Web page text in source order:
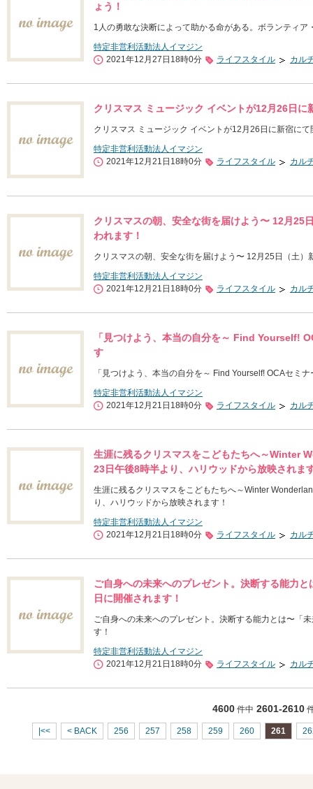
ょう！
1人の勇敢な決断によって助かる命がある。ボランティ
特定非営利活動法人イマジン
2021年12月27日18時0分
ライフスタイル カル
クリスマス ミュージック イベントが12月26日に
クリスマス ミュージック イベントが12月26日に新宿にて
特定非営利活動法人イマジン
2021年12月21日18時0分
ライフスタイル カル
クリスマスの朝、安全な街を届けよう〜 12月25
われます！
クリスマスの朝、安全な街を届けよう〜 12月25日（土
特定非営利活動法人イマジン
2021年12月21日18時0分
ライフスタイル カル
「見つけよう、本当の自分を～ Find Yourself!
す
「見つけよう、本当の自分を～ Find Yourself! OCAセミ
特定非営利活動法人イマジン
2021年12月21日18時0分
ライフスタイル カル
生涯に残るクリスマスをこどもたちへ～Winter
23日午後8時半より、ハリウッドから放映されま
生涯に残るクリスマスをこどもたちへ～Winter
り、ハリウッドから放映されます！
特定非営利活動法人イマジン
2021年12月21日18時0分
ライフスタイル カル
ご自身への未来へのプレゼント。決断する能力
日に開催されます！
ご自身への未来へのプレゼント。決断する能力とは〜「
す！
特定非営利活動法人イマジン
2021年12月21日18時0分
ライフスタイル カル
4600件中 2601-2610
|<< < BACK 256 257 258 259 260 261